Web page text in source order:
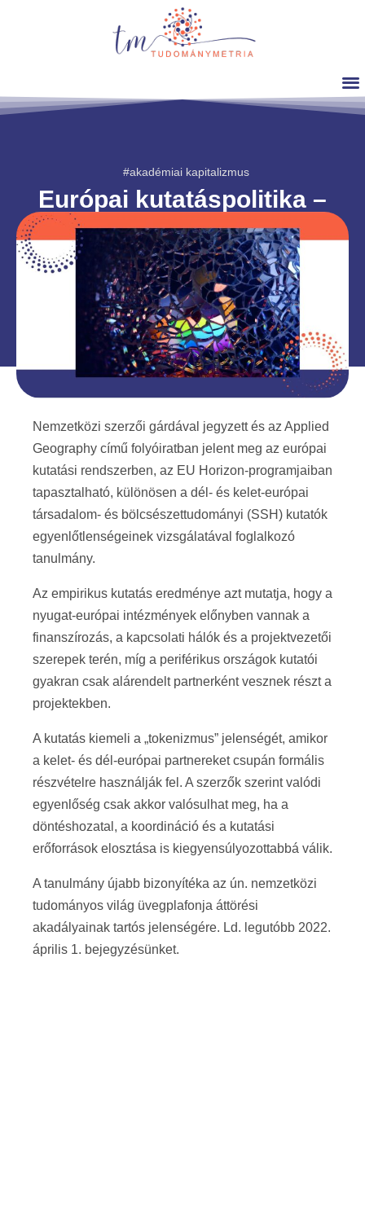
Európai kutatáspolitika –
nemzetközi kitekintés
Dr. Sipos Anna Magdolna 2026. május. 10.
#akadémiai kapitalizmus
Nemzetközi szerzői gárdával jegyzett és az Applied
Geography című folyóiratban jelent meg az európai
kutatási rendszerben, az EU Horizon-programjaiban
tapasztalható, különösen a dél- és kelet-európai
társadalom- és bölcsészettudományi (SSH) kutatók
egyenlőtlenségeinek vizsgálatával foglalkozó
tanulmány.
Az empirikus kutatás eredménye azt mutatja, hogy a
nyugat-európai intézmények előnyben vannak a
finanszírozás, a kapcsolati hálók és a projektvezetői
szerepek terén, míg a periférikus országok kutatói
gyakran csak alárendelt partnerként vesznek részt a
projektekben.
A kutatás kiemeli a „tokenizmus” jelenségét, amikor
a kelet- és dél-európai partnereket csupán formális
részvételre használják fel. A szerzők szerint valódi
egyenlőség csak akkor valósulhat meg, ha a
döntéshozatal, a koordináció és a kutatási
erőforrások elosztása is kiegyensúlyozottabbá válik.
A tanulmány újabb bizonyítéka az ún. nemzetközi
tudományos világ üvegplafonja áttörési
akadályainak tartós jelenségére. Ld. legutóbb 2022.
április 1. bejegyzésünket.